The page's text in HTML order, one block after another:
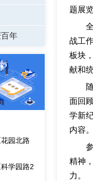
年
园北路
学园路2
题展
战工
板块
献和
面回
学新
内容
精神
力。